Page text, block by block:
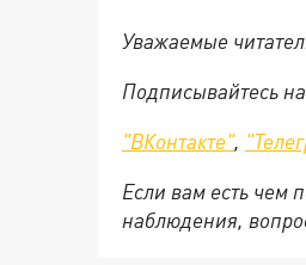
Уважаемые
Подписывайтесь
"ВКонтакте",
Если вам есть чем
наблюдения,